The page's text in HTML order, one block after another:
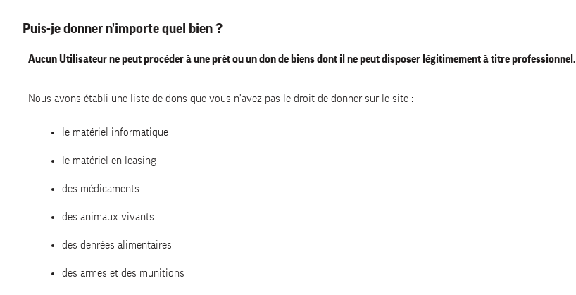
Puis-je donner n'importe quel bien ?
Aucun Utilisateur ne peut procéder à une prêt ou un don de biens dont il ne peut disposer légitimement à titre professionnel.
Nous avons établi une liste de dons que vous n'avez pas le droit de donner sur le site :
le matériel informatique
le matériel en leasing
des médicaments
des animaux vivants
des denrées alimentaires
des armes et des munitions